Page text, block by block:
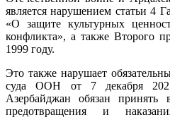
является нарушением статьи 4
«О защите культурных
конфликта», а также Второго
1999 году.
Это также нарушает
суда ООН от 7 декабря
Азербайджан обязан
предотвращения и